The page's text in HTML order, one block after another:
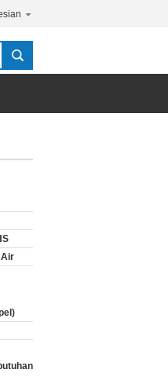
Air